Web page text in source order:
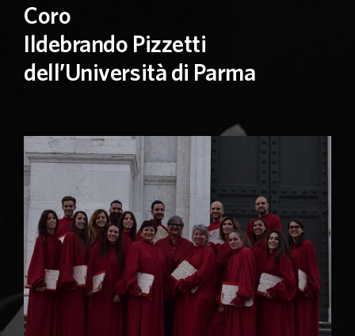
Coro
Ildebrando Pizzetti
dell’Università di Parma